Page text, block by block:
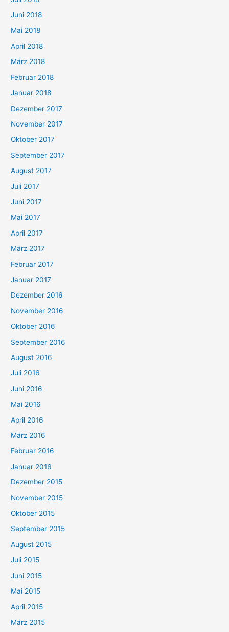
Juni 2018
Mai 2018
April 2018
März 2018
Februar 2018
Januar 2018
Dezember 2017
November 2017
Oktober 2017
September 2017
August 2017
Juli 2017
Juni 2017
Mai 2017
April 2017
März 2017
Februar 2017
Januar 2017
Dezember 2016
November 2016
Oktober 2016
September 2016
August 2016
Juli 2016
Juni 2016
Mai 2016
April 2016
März 2016
Februar 2016
Januar 2016
Dezember 2015
November 2015
Oktober 2015
September 2015
August 2015
Juli 2015
Juni 2015
Mai 2015
April 2015
März 2015